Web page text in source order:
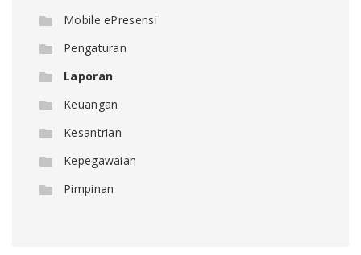
Mobile ePresensi
Pengaturan
Laporan
Keuangan
Kesantrian
Kepegawaian
Pimpinan